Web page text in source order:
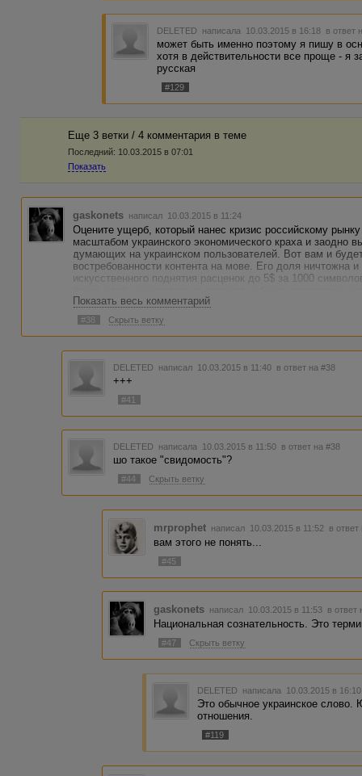
DELETED написала 10.03.2015 в 16:18 в ответ
может быть именно поэтому я пишу в
хотя в действительности все проще - я
русская
#129
Еще 3 ветки / 4 комментария в темe
Последний: 10.03.2015 в 07:01
Показать
gaskonets написал 10.03.2015 в 11:24
Оцените ущерб, который нанес кризис российскому
масштабом украинского экономического краха и заодно
думающих на украинском пользователей. Вот вам и
востребованности контента на мове. Его доля ничтожна
искусственного поднятия расценок до 5$ за 1000
поддержку курса национальной валюты.
Вследствие такой несправедливости гениальные
свидомость, вынуждены ваять свои шЫдевры на мове
стене портретики бандеры и Шевченко.
Не думаю, что в ближайшее время что-то изменится в
Показать весь комментарий
#38 Скрыть ветку
DELETED написал 10.03.2015 в 11:40 в ответ на #38
+++
#41
DELETED написала 10.03.2015 в 11:50 в ответ на #38
шо такое "свидомость"?
#44 Скрыть ветку
mrprophet написал 10.03.2015 в 11:52 в ответ
вам этого не понять...
#45
gaskonets написал 10.03.2015 в 11:53 в ответ
Национальная сознательность. Это
#47 Скрыть ветку
DELETED написала 10.03.2015 в
Это обычное украинское слово.
отношения.
#119